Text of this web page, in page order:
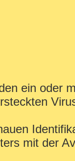
ein oder
mit der